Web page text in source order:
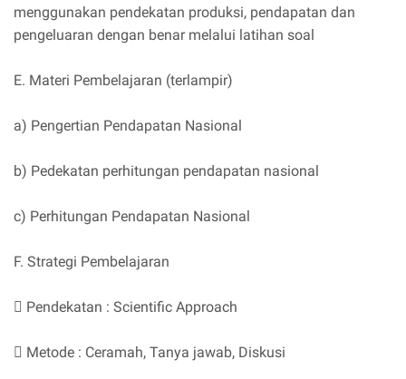
menggunakan pendekatan produksi, pendapatan dan
pengeluaran dengan benar melalui latihan soal
E. Materi Pembelajaran (terlampir)
a) Pengertian Pendapatan Nasional
b) Pedekatan perhitungan pendapatan nasional
c) Perhitungan Pendapatan Nasional
F. Strategi Pembelajaran
 Pendekatan : Scientific Approach
 Metode : Ceramah, Tanya jawab, Diskusi